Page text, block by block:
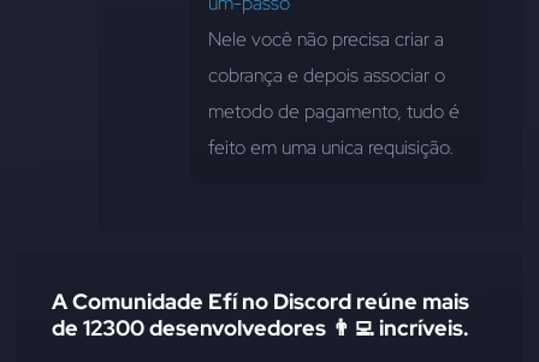
Nele você não precisa criar a
cobrança e depois associar o
metodo de pagamento, tudo é
feito em uma unica requisição.
A Comunidade Efí no Discord reúne mais
de 12300 desenvolvedores 👨‍💻 incríveis.